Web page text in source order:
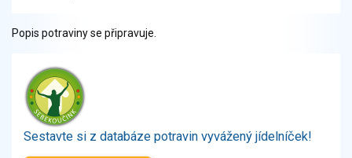
Zelenina
Brambory, luštěniny, houby
Sladkosti, slané výrobky
Zmrzliny
Ochucovadla, přísady, sladidla
Sušené směsi
Popis potraviny se připravuje.
Sestavte si z databáze potravin vyvážený jídelníček!